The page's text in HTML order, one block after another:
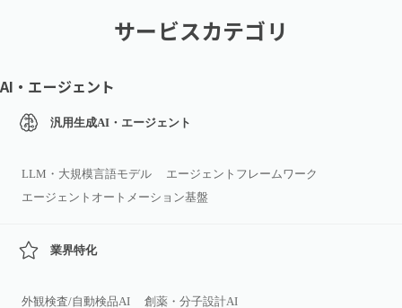
サービスカテゴリ
AI・エージェント
汎用生成AI・エージェント
LLM・大規模言語モデル
エージェントフレームワーク
エージェントオートメーション基盤
業界特化
外観検査/自動検品AI
創薬・分子設計AI